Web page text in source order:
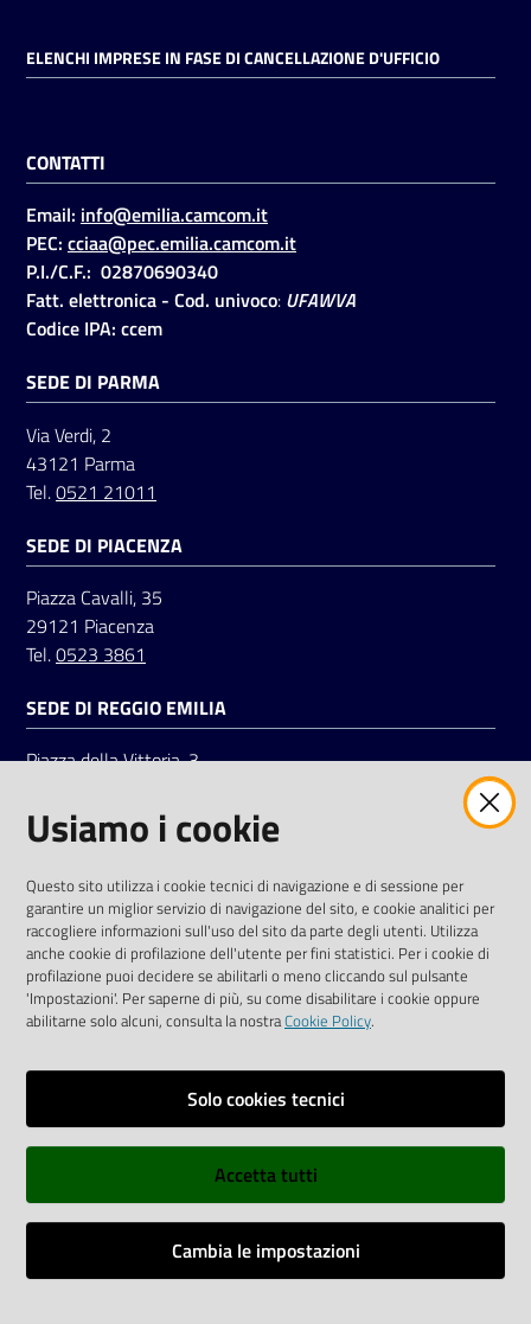
ELENCHI IMPRESE IN FASE DI CANCELLAZIONE D'UFFICIO
CONTATTI
Email: info@emilia.camcom.it
PEC: cciaa@pec.emilia.camcom.it
P.I./C.F.: 02870690340
Fatt. elettronica - Cod. univoco: UFAWVA
Codice IPA: ccem
SEDE DI PARMA
Via Verdi, 2
43121 Parma
Tel.0521 21011
SEDE DI PIACENZA
Piazza Cavalli, 35
29121 Piacenza
Tel.0523 3861
SEDE DI REGGIO EMILIA
Piazza della Vittoria, 3
Tel.0522 7961
LinkedinFacebookInstagram
Informative e liberatorie privacy
Dichiarazione di accessibilità
Web Analitycs Italia
Usiamo i cookie
Questo sito utilizza i cookie tecnici di navigazione e di sessione per
garantire un miglior servizio di navigazione del sito, e cookie analitici per
raccogliere informazioni sull'uso del sito da parte degli utenti. Utilizza
anche cookie di profilazione dell'utente per fini statistici. Per i cookie di
profilazione puoi decidere se abilitarli o meno cliccando sul pulsante
'Impostazioni'. Per saperne di più, su come disabilitare i cookie oppure
abilitarne solo alcuni, consulta la nostraCookie Policy.
Solo cookies tecnici
Accetta tutti
Cambia le impostazioni